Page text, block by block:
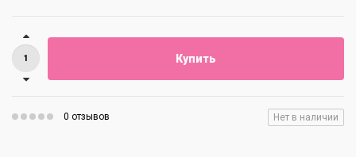
Купить
0 отзывов Нет в наличии